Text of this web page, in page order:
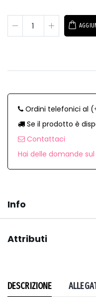
Ordini telefonici al
Se il prodotto è
Contattaci
Hai delle domande
Info
Attributi
DESCRIZIONE